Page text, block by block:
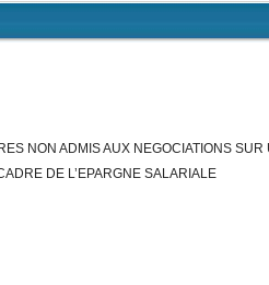
NON ADMIS AUX NEGOCIATIONS SUR
DE L’EPARGNE SALARIALE